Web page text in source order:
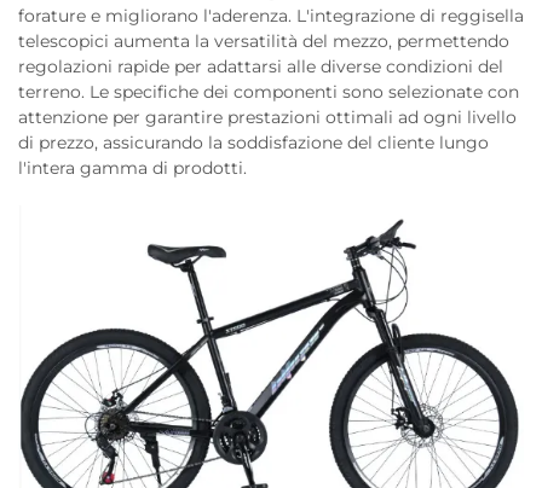
forature e migliorano l'aderenza. L'integrazione di reggisella
telescopici aumenta la versatilità del mezzo, permettendo
regolazioni rapide per adattarsi alle diverse condizioni del
terreno. Le specifiche dei componenti sono selezionate con
attenzione per garantire prestazioni ottimali ad ogni livello
di prezzo, assicurando la soddisfazione del cliente lungo
l'intera gamma di prodotti.